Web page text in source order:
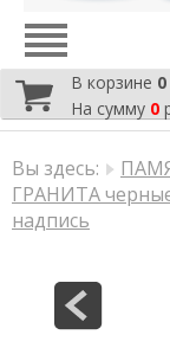
В корзине 0
На сумму 0
Вы здесь:
ГРАНИТА
надпись